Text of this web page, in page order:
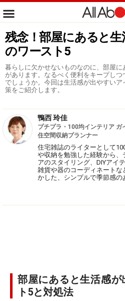
残念！部屋にあると
のワースト5
暮らしに欠かせないものなのに、部屋
があります。なるべく便利をキープし
でしょうか。今回は生活感が出やすい
策をご紹介します。
鴨西 玲佳
プチプラ・100均インテリア ガ
住空間収納プランナー
住宅雑誌のライターとして
や収納を勉強した経験から、
アのスタイリング、DIYアイ
雑貨や器のコーディネート
かした、シンプルで季節感の
部屋にあると生活感
ト5と対処法